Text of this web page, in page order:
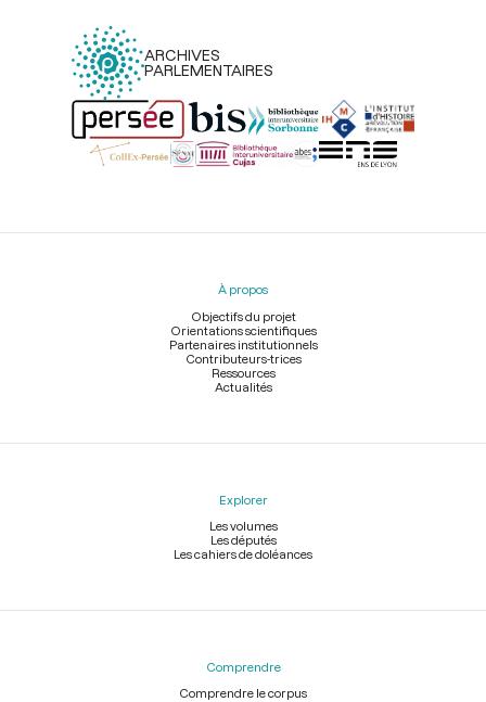
ARCHIVES
PARLEMENTAIRES
Menu
À propos
Objectifs du projet
Orientations scientifiques
Partenaires institutionnels
Contributeurs-trices
Ressources
Actualités
Explorer
Les volumes
Les députés
Les cahiers de doléances
Comprendre
Comprendre le corpus